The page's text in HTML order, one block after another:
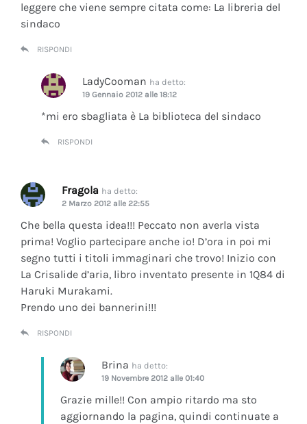
leggere che viene sempre citata come: La libreria del
sindaco
RISPONDI
LadyCooman ha detto:
19 Gennaio 2012 alle 18:12
*mi ero sbagliata è La biblioteca del sindaco
RISPONDI
Fragola ha detto:
2 Marzo 2012 alle 22:55
Che bella questa idea!!! Peccato non averla vista
prima! Voglio partecipare anche io! D’ora in poi mi
segno tutti i titoli immaginari che trovo! Inizio con
La Crisalide d’aria, libro inventato presente in 1Q84 di
Haruki Murakami.
Prendo uno dei bannerini!!!
RISPONDI
Brina ha detto:
19 Novembre 2012 alle 01:40
Grazie mille!! Con ampio ritardo ma sto
aggiornando la pagina, quindi continuate a